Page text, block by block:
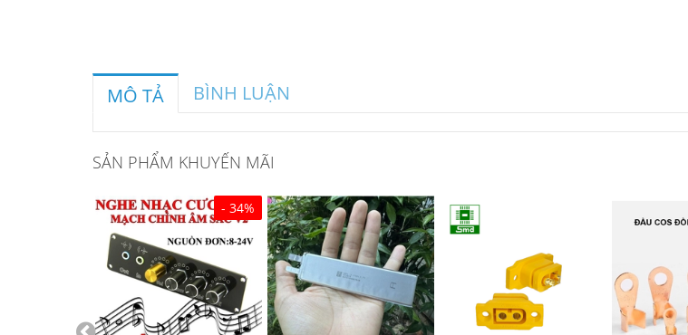
MÔ TẢ BÌNH LUẬN
SẢN PHẨM KHUYẾN MÃI
- 34%